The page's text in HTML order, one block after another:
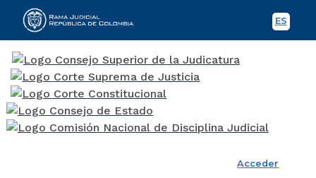
ES
Acceder